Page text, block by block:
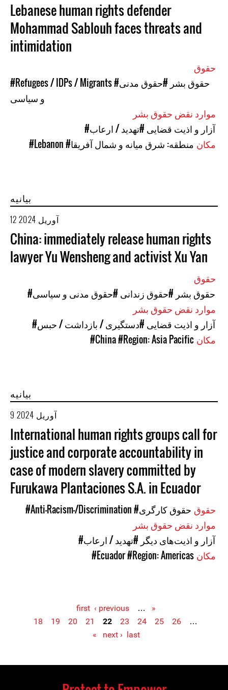
Lebanese human rights defender
Mohammad Sablouh faces threats and
intimidation
#Refugees / IDPs / Migrants
#حقوق بشر #حقوق مدنی
و سیاسی
#آزار و اذیت قضایی #تهدید / ارعاب
#Lebanon #منطقه: شرق میانه و شمال آفریقا
بیانیه
12 آوریل 2024
China: immediately release human rights
lawyer Yu Wensheng and activist Xu Yan
#حقوق بشر #حقوق زندانی #حقوق مدنی و سیاسی
#آزار و اذیت قضایی #دستگیری / بازداشت / حبس
#China#Region: Asia Pacific
بیانیه
9 آوریل 2024
International human rights groups call for
justice and corporate accountability in
case of modern slavery committed by
Furukawa Plantaciones S.A. in Ecuador
#Anti-Racism-/Discrimination
#حقوق کارگری
#آزار و اذیت‌های دیگر #تهدید / ارعاب
#Ecuador#Region: Americas
Pages
« first
‹ previous
…
18
19 20 21 22 23 24 25 26
…
next › last »